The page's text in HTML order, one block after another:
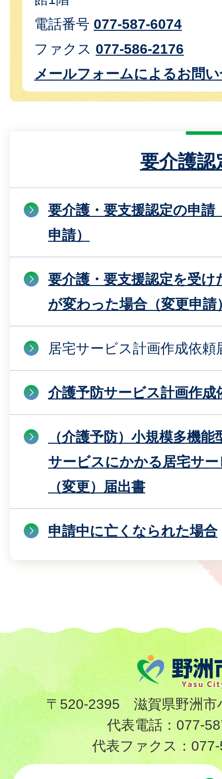
電話番号 077-587-6074
ファクス 077-586-2176
メールフォームによるお問
要介護認
要介護・要支援認定の申請
申請）
要介護・要支援認定を受け
が変わった場合（変更申請
居宅サービス計画作成依頼
介護予防サービス計画作成
（介護予防）小規模多機
サービスにかかる居宅サ
（変更）届出書
申請中に亡くなられた場合
〒520-2395 滋賀県野洲市
代表電話： 077-
代表ファクス：